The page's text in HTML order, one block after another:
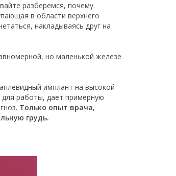
разберемся, почему.
в области верхнего
накладываясь друг на
но маленькой железе
имплант на высокой
работы, дает примерную
Только опыт врача,
грудь.